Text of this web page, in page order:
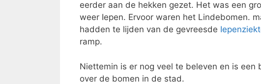
eerder aan de hekken gezet. Het was een
weer Iepen. Ervoor waren het Lindebomen.
hadden te lijden van de gevreesde
ramp.
Niettemin is er nog veel te beleven en is
over de bomen in de stad.